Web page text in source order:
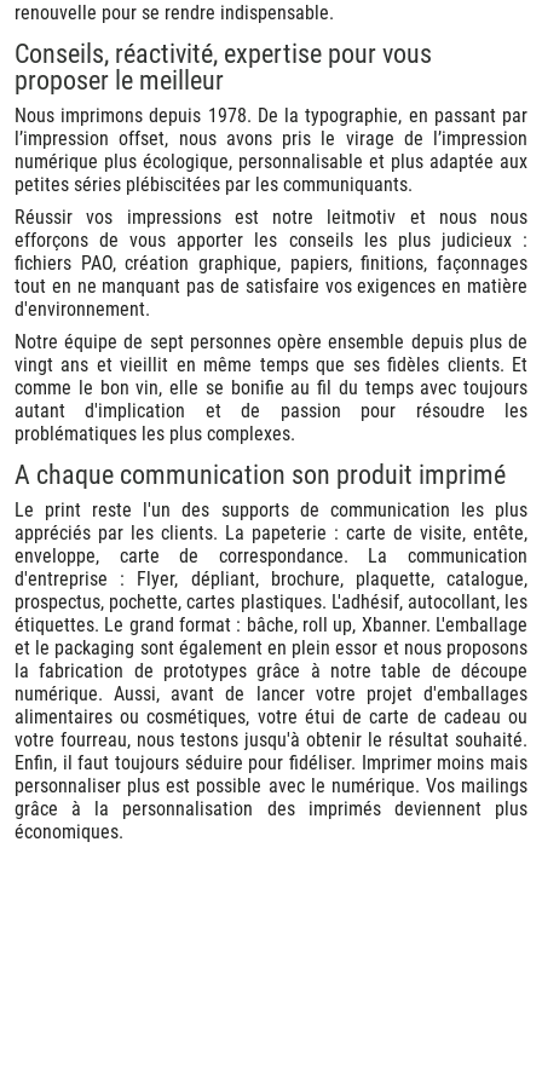
renouvelle pour se rendre indispensable.
Conseils, réactivité, expertise pour vous
proposer le meilleur
Nous imprimons depuis 1978. De la typographie, en passant par
l’impression offset, nous avons pris le virage de l’impression
numérique plus écologique, personnalisable et plus adaptée aux
petites séries plébiscitées par les communiquants.
Réussir vos impressions est notre leitmotiv et nous nous
efforçons de vous apporter les conseils les plus judicieux :
fichiers PAO, création graphique, papiers, finitions, façonnages
tout en ne manquant pas de satisfaire vos exigences en matière
d'environnement.
Notre équipe de sept personnes opère ensemble depuis plus de
vingt ans et vieillit en même temps que ses fidèles clients. Et
comme le bon vin, elle se bonifie au fil du temps avec toujours
autant d'implication et de passion pour résoudre les
problématiques les plus complexes.
A chaque communication son produit imprimé
Le print reste l'un des supports de communication les plus
appréciés par les clients. La papeterie : carte de visite, entête,
enveloppe, carte de correspondance. La communication
d'entreprise : Flyer, dépliant, brochure, plaquette, catalogue,
prospectus, pochette, cartes plastiques. L'adhésif, autocollant, les
étiquettes. Le grand format : bâche, roll up, Xbanner. L'emballage
et le packaging sont également en plein essor et nous proposons
la fabrication de prototypes grâce à notre table de découpe
numérique. Aussi, avant de lancer votre projet d'emballages
alimentaires ou cosmétiques, votre étui de carte de cadeau ou
votre fourreau, nous testons jusqu'à obtenir le résultat souhaité.
Enfin, il faut toujours séduire pour fidéliser. Imprimer moins mais
personnaliser plus est possible avec le numérique. Vos mailings
grâce à la personnalisation des imprimés deviennent plus
économiques.